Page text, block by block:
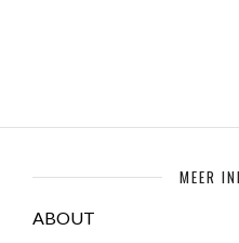
MEER
ABOUT